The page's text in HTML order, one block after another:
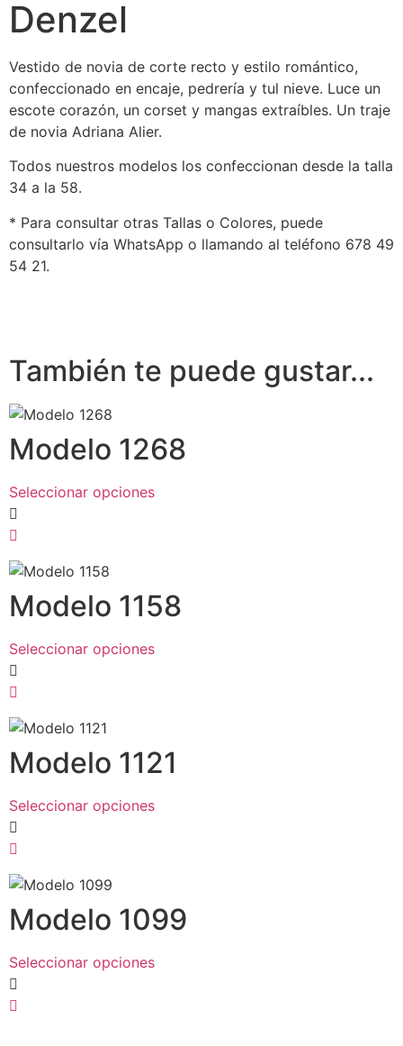
Denzel
Vestido de novia de corte recto y estilo romántico,
confeccionado en encaje, pedrería y tul nieve. Luce un
escote corazón, un corset y mangas extraíbles. Un traje
de novia Adriana Alier.
Todos nuestros modelos los confeccionan desde la talla
34 a la 58.
* Para consultar otras Tallas o Colores, puede
consultarlo vía WhatsApp o llamando al teléfono 678 49
54 21.
También te puede gustar...
Modelo 1268
Seleccionar opciones
Modelo 1158
Seleccionar opciones
Modelo 1121
Seleccionar opciones
Modelo 1099
Seleccionar opciones